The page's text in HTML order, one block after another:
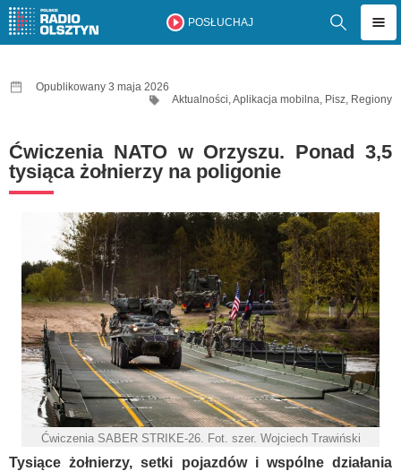
POSŁUCHAJ
Opublikowany 3 maja 2026
Aktualności,Aplikacja mobilna, Pisz, Regiony
Ćwiczenia NATO w Orzyszu. Ponad 3,5
tysiąca żołnierzy na poligonie
Ćwiczenia SABER STRIKE-26. Fot. szer. Wojciech Trawiński
Tysiące żołnierzy, setki pojazdów i wspólne działania